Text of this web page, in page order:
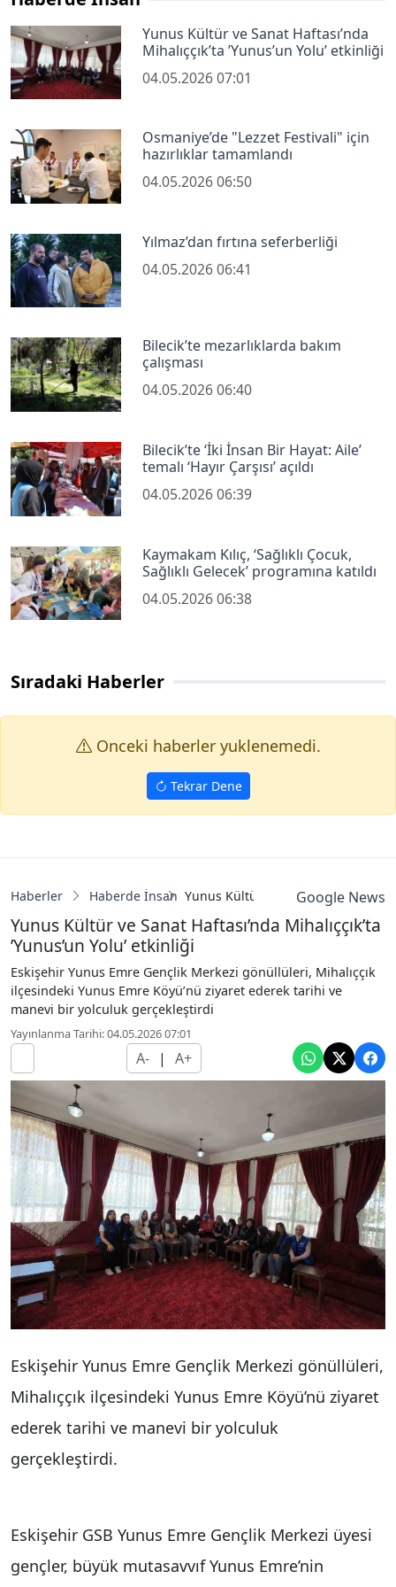
Yunus Kültür ve Sanat Haftası’nda
Mihalıççık’ta ’Yunus’un Yolu’ etkinliği
04.05.2026 07:01
Osmaniye’de "Lezzet Festivali" için
hazırlıklar tamamlandı
04.05.2026 06:50
Yılmaz’dan fırtına seferberliği
04.05.2026 06:41
Bilecik’te mezarlıklarda bakım
çalışması
04.05.2026 06:40
Bilecik’te ‘İki İnsan Bir Hayat: Aile’
temalı ‘Hayır Çarşısı’ açıldı
04.05.2026 06:39
Kaymakam Kılıç, ‘Sağlıklı Çocuk,
Sağlıklı Gelecek’ programına katıldı
04.05.2026 06:38
Sıradaki Haberler
Onceki haberler yuklenemedi.
Tekrar Dene
Haberler Haberde İnsan Yunus Kültür ve Sanat Haftası’nda
Google News
Yunus Kültür ve Sanat Haftası’nda Mihalıççık’ta
’Yunus’un Yolu’ etkinliği
Eskişehir Yunus Emre Gençlik Merkezi gönüllüleri, Mihalıççık
ilçesindeki Yunus Emre Köyü’nü ziyaret ederek tarihi ve
manevi bir yolculuk gerçekleştirdi
Yayınlanma Tarihi: 04.05.2026 07:01
A- | A+
Eskişehir Yunus Emre Gençlik Merkezi gönüllüleri,
Mihalıççık ilçesindeki Yunus Emre Köyü’nü ziyaret
ederek tarihi ve manevi bir yolculuk
gerçekleştirdi.
Eskişehir GSB Yunus Emre Gençlik Merkezi üyesi
gençler, büyük mutasavvıf Yunus Emre’nin